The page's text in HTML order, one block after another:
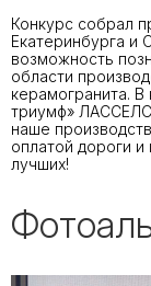
Конкурс собрал
Екатеринбурга и
возможность
области
керамогранита. В
триумф»
наше
оплатой дороги
лучших!